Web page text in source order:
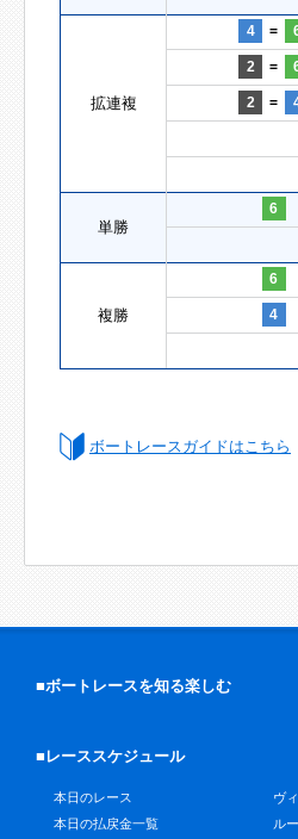
拡連複
4 =
2 =
2 =
単勝
6
複勝
6
4
ボートレースガイドはこちら
■ボートレースを知る楽しむ
■レーススケジュール
本日のレース
本日の払戻金一覧
ヴ
ル